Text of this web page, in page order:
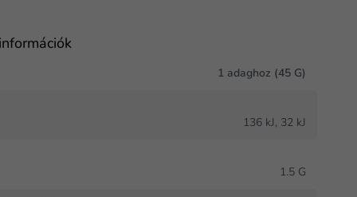
1 adaghoz (45 G)
136 kJ, 32 kJ
1.5 G